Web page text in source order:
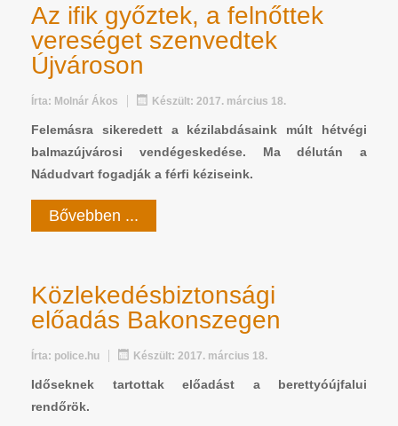
Az ifik győztek, a felnőttek
vereséget szenvedtek
Újvároson
Írta: Molnár Ákos Készült: 2017. március 18.
Felemásra sikeredett a kézilabdásaink múlt hétvégi
balmazújvárosi vendégeskedése. Ma délután a
Nádudvart fogadják a férfi kéziseink.
Bővebben ...
Közlekedésbiztonsági
előadás Bakonszegen
Írta: police.hu Készült: 2017. március 18.
Időseknek tartottak előadást a berettyóújfalui
rendőrök.